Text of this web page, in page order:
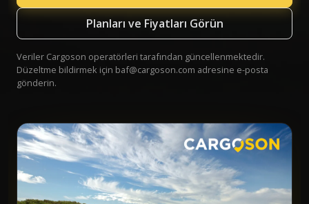
Planları ve Fiyatları Görün
Veriler Cargoson operatörleri tarafından güncellenmektedir.
Düzeltme bildirmek için baf@cargoson.com adresine e-posta
gönderin.